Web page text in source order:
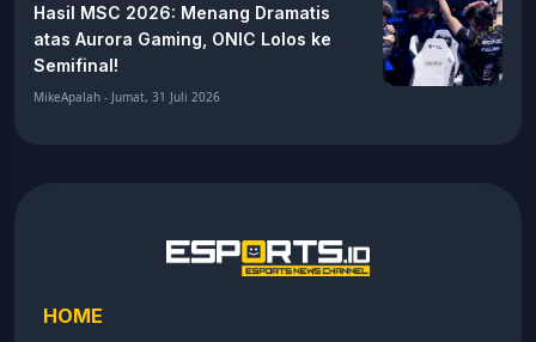
Hasil MSC 2026: Menang Dramatis
atas Aurora Gaming, ONIC Lolos ke
Semifinal!
MikeApalah - Jumat, 31 Juli 2026
HOME